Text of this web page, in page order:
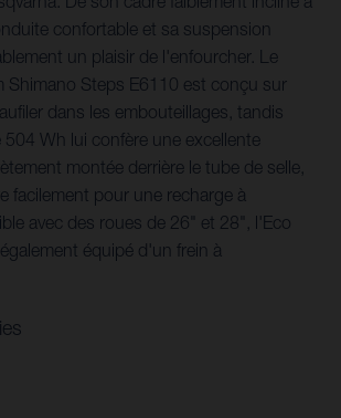
confortable et sa suspension
un plaisir de l'enfourcher. Le
Shimano Steps E6110 est conçu sur
dans les embouteillages, tandis
504 Wh lui confère une excellente
montée derrière le tube de selle,
facilement pour une recharge à
avec des roues de 26" et 28", l'Eco
équipé d'un frein à